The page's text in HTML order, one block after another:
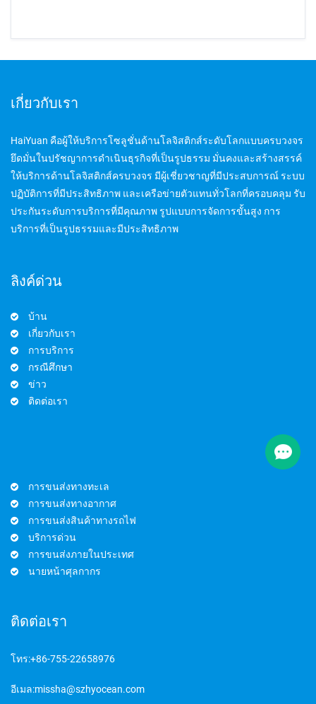
เกี่ยวกับเรา
HaiYuan คือผู้ให้บริการโซลูชั่นด้านโลจิสติกส์ระดับโลกแบบครบวงจร
ยึดมั่นในปรัชญาการดำเนินธุรกิจที่เป็นรูปธรรม มั่นคงและสร้างสรรค์
ให้บริการด้านโลจิสติกส์ครบวงจร มีผู้เชี่ยวชาญที่มีประสบการณ์ ระบบ
ปฏิบัติการที่มีประสิทธิภาพ และเครือข่ายตัวแทนทั่วโลกที่ครอบคลุม รับ
ประกันระดับการบริการที่มีคุณภาพ รูปแบบการจัดการขั้นสูง การ
บริการที่เป็นรูปธรรมและมีประสิทธิภาพ
ลิงค์ด่วน
บ้าน
เกี่ยวกับเรา
การบริการ
กรณีศึกษา
ข่าว
ติดต่อเรา
การขนส่งทางทะเล
การขนส่งทางอากาศ
การขนส่งสินค้าทางรถไฟ
บริการด่วน
การขนส่งภายในประเทศ
นายหน้าศุลกากร
ติดต่อเรา
โทร:+86-755-22658976
อีเมล:missha@szhyocean.com